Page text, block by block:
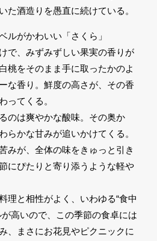
た酒造りを愚直に続けている。
ルがかわいい「さくら」
で、みずみずしい果実の香りが
桃をそのまま手に取ったかのよ
な香り。鮮度の高さが、その香
ってくる。
のは爽やかな酸味。その奥か
らかな甘みが追いかけてくる。
みが、全体の味をきゅっと引き
にぴたりと寄り添うような軽や
理と相性がよく、いわゆる“食中
高いので、この季節の食卓には
、まさにお花見やピクニックに